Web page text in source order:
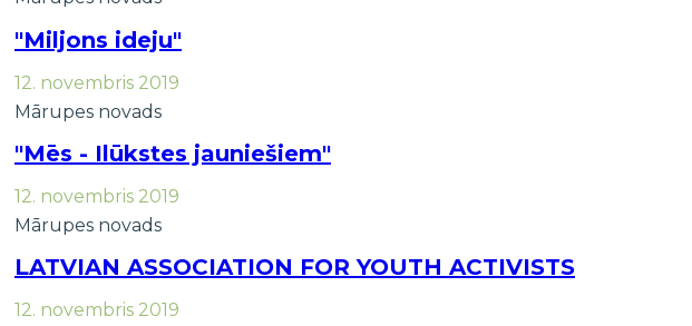
"Miljons ideju"
12. novembris 2019
Mārupes novads
"Mēs - Ilūkstes jauniešiem"
12. novembris 2019
Mārupes novads
LATVIAN ASSOCIATION FOR YOUTH ACTIVISTS
12. novembris 2019